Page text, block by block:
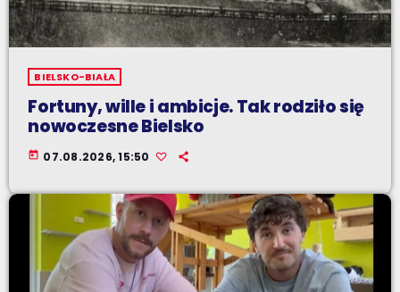
BIELSKO-BIAŁA
Fortuny, wille i ambicje. Tak rodziło się
nowoczesne Bielsko
today 07.08.2026, 15:50